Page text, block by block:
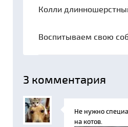
Колли
Воспитываем свою
3 комментария
Не нужно
на котов.